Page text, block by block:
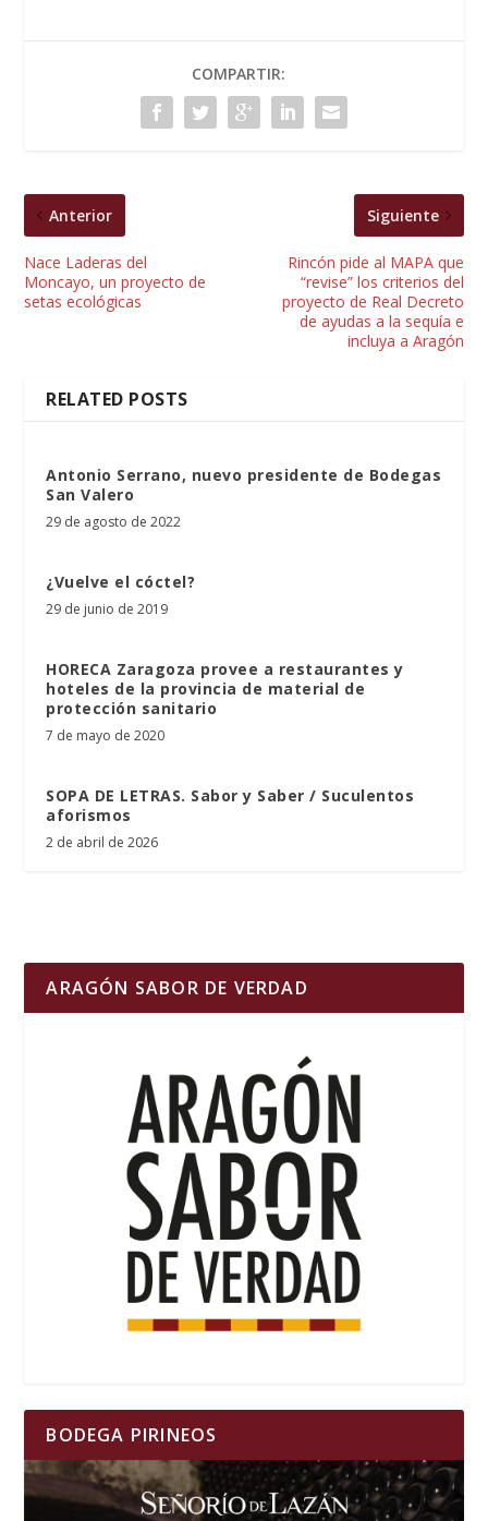
COMPARTIR:
Anterior
Nace Laderas del
Moncayo, un proyecto de
setas ecológicas
Siguiente
Rincón pide al MAPA que
“revise” los criterios del
proyecto de Real Decreto
de ayudas a la sequía e
incluya a Aragón
RELATED POSTS
Antonio Serrano, nuevo presidente de Bodegas
San Valero
29 de agosto de 2022
¿Vuelve el cóctel?
29 de junio de 2019
HORECA Zaragoza provee a restaurantes y
hoteles de la provincia de material de
protección sanitario
7 de mayo de 2020
SOPA DE LETRAS. Sabor y Saber / Suculentos
aforismos
2 de abril de 2026
ARAGÓN SABOR DE VERDAD
BODEGA PIRINEOS